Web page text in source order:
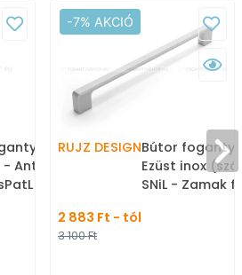
- 199.15 -
Antik patina
- Zamak
-7% AKCIÓ
RUJZ DESIGNBútor
Ezüst inox
SNiL - Zamak
2 883 Ft - tól
3 100 Ft